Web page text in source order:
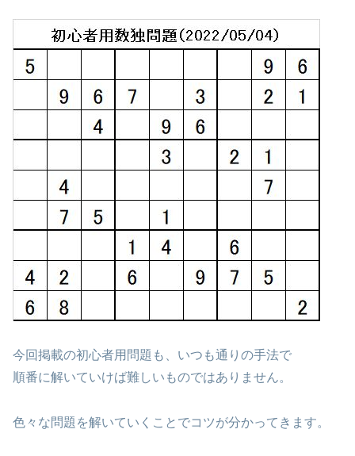
今回掲載の初心者用問題も、いつも通りの手法で
順番に解いていけば難しいものではありません。
色々な問題を解いていくことでコツが分かってきます。